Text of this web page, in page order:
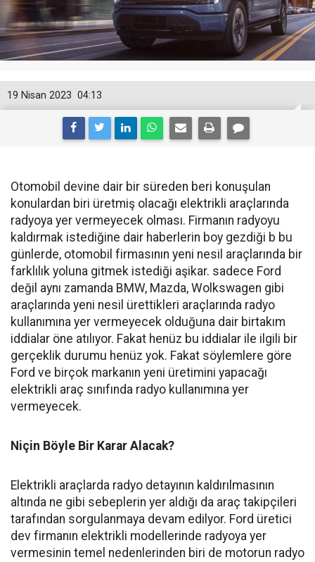
04:13
19 Nisan 2023
Otomobil devine dair bir süreden beri konuşulan
konulardan biri üretmiş olacağı elektrikli araçlarında
radyoya yer vermeyecek olması. Firmanın radyoyu
kaldırmak istediğine dair haberlerin boy gezdiği b bu
günlerde, otomobil firmasının yeni nesil araçlarında bir
farklılık yoluna gitmek istediği aşikar. sadece Ford
değil aynı zamanda BMW, Mazda, Wolkswagen gibi
araçlarında yeni nesil ürettikleri araçlarında radyo
kullanımına yer vermeyecek olduğuna dair birtakım
iddialar öne atılıyor. Fakat henüz bu iddialar ile ilgili bir
gerçeklik durumu henüz yok. Fakat söylemlere göre
Ford ve birçok markanın yeni üretimini yapacağı
elektrikli araç sınıfında radyo kullanımına yer
vermeyecek.
Niçin Böyle Bir Karar Alacak?
Elektrikli araçlarda radyo detayının kaldırılmasının
altında ne gibi sebeplerin yer aldığı da araç takipçileri
tarafından sorgulanmaya devam edilyor. Ford üretici
dev firmanın elektrikli modellerinde radyoya yer
vermesinin temel nedenlerinden biri de motorun radyo